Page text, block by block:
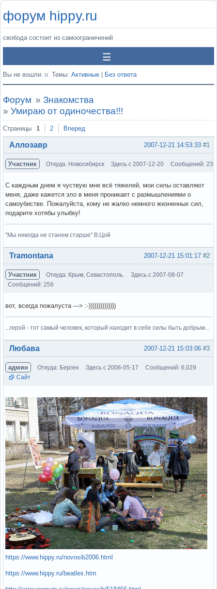
форум hippy.ru
свобода состоит из самоограничений
Вы не вошли. Темы: Активные Без ответа
Форум » Знакомства
» Умираю от одиночества!!!
Страницы 1 2 Вперед
#1
2007-12-21 14:53:33
Аллозавр
Участник Откуда: Новосибирск Здесь с 2007-12-20 Сообщений: 23
С каждным днем я чуствую мне всё тяжелей, мои силы оставляют
меня, даже кажется зло в меня проникает с размышлениями о
самоубистве. Пожалуйста, кому не жалко немного жизненных сил,
подарите хотябы улыбку!
"Мы никогда не станем старше" В.Цой
Вне форума #2
2007-12-21 15:01:17
Tramontana
Участник Откуда: Крым, Севастополь.
Здесь с 2007-08-07
Сообщений: 256
вот, всегда пожалуста ---> :-))))))))))))))
...герой - тот самый человек, который находит в себе силы быть добрым...
Вне форума #3
2007-12-21 15:03:06
Любава
админ Откуда: Берген Здесь с 2006-05-17
Сообщений: 6,029
Сайт
https://www.hippy.ru/novosib2006.html
https://www.hippy.ru/beatles.htm